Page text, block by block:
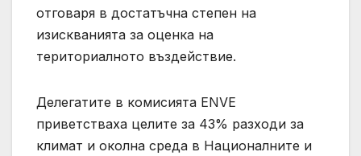
отговаря в достатъчна степен на
изискванията за оценка на
териториалното въздействие.
Делегатите в комисията ENVE
приветстваха целите за 43% разходи за
климат и околна среда в Националните и